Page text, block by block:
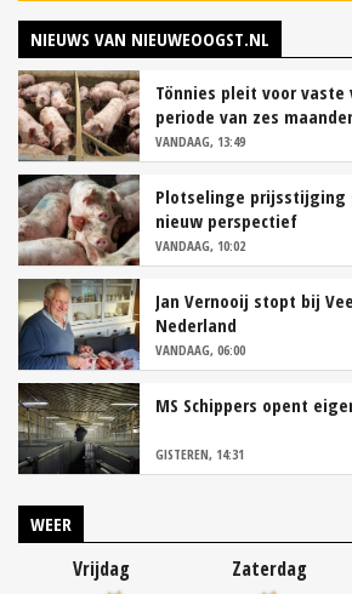
NIEUWS VAN NIEUWEOOGST.NL
Tönnies pleit voor vaste
periode van zes
VANDAAG, 13:49
Plotselinge prijsstijging
nieuw perspectief
VANDAAG, 10:02
Jan Vernooij stopt bij
Nederland
VANDAAG, 06:00
MS Schippers opent
GISTEREN, 14:31
WEER
Vrijdag Zaterdag